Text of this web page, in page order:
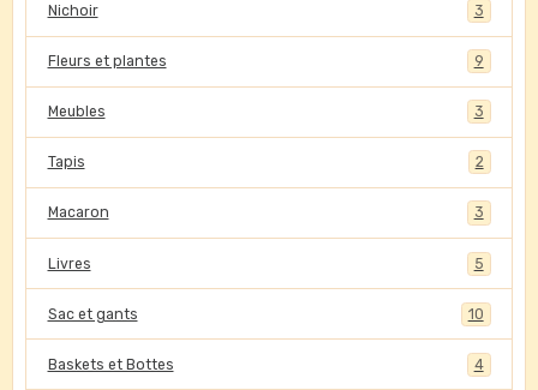
Nichoir 3
Fleurs et plantes 9
Meubles 3
Tapis 2
Macaron 3
Livres 5
Sac et gants 10
Baskets et Bottes 4